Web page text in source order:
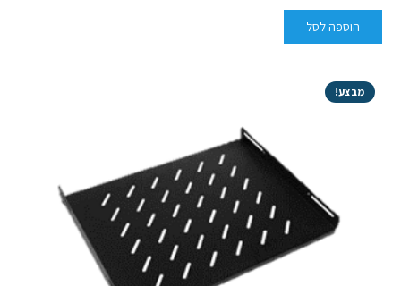
הוספה לסל
מבצע!